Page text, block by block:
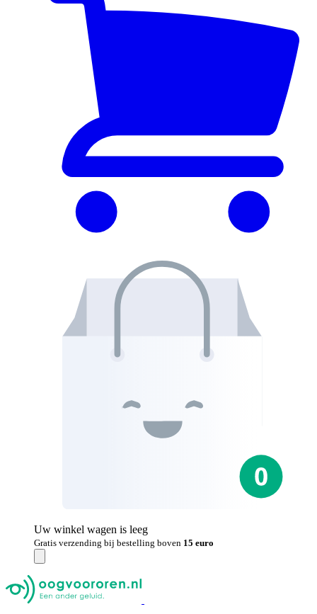
Uw winkel wagen is leeg
Gratis verzending bij bestelling boven 15 euro